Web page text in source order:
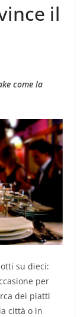
il
come la
su dieci:
per
dei piatti
città o in